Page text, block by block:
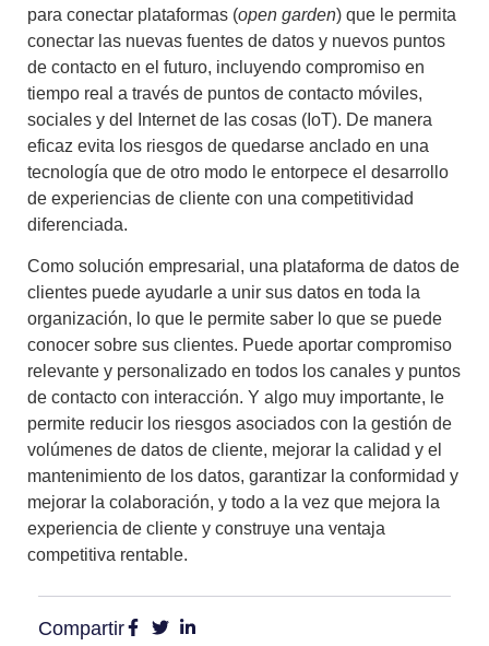
para conectar plataformas (open garden) que le permita
conectar las nuevas fuentes de datos y nuevos puntos
de contacto en el futuro, incluyendo compromiso en
tiempo real a través de puntos de contacto móviles,
sociales y del Internet de las cosas (IoT). De manera
eficaz evita los riesgos de quedarse anclado en una
tecnología que de otro modo le entorpece el desarrollo
de experiencias de cliente con una competitividad
diferenciada.
Como solución empresarial, una plataforma de datos de
clientes puede ayudarle a unir sus datos en toda la
organización, lo que le permite saber lo que se puede
conocer sobre sus clientes. Puede aportar compromiso
relevante y personalizado en todos los canales y puntos
de contacto con interacción. Y algo muy importante, le
permite reducir los riesgos asociados con la gestión de
volúmenes de datos de cliente, mejorar la calidad y el
mantenimiento de los datos, garantizar la conformidad y
mejorar la colaboración, y todo a la vez que mejora la
experiencia de cliente y construye una ventaja
competitiva rentable.
Compartir